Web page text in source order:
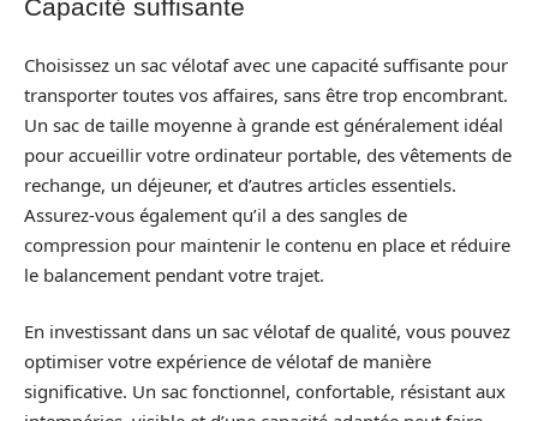
Capacité suffisante
Choisissez un sac vélotaf avec une capacité suffisante pour
transporter toutes vos affaires, sans être trop encombrant.
Un sac de taille moyenne à grande est généralement idéal
pour accueillir votre ordinateur portable, des vêtements de
rechange, un déjeuner, et d’autres articles essentiels.
Assurez-vous également qu’il a des sangles de
compression pour maintenir le contenu en place et réduire
le balancement pendant votre trajet.
En investissant dans un sac vélotaf de qualité, vous pouvez
optimiser votre expérience de vélotaf de manière
significative. Un sac fonctionnel, confortable, résistant aux